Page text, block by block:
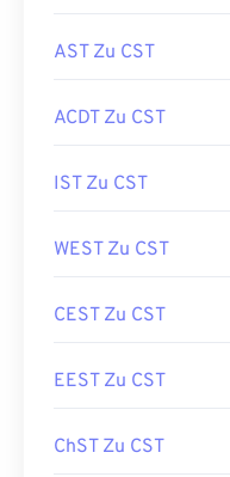
AST Zu CST
ACDT Zu CST
IST Zu CST
WEST Zu CST
CEST Zu CST
EEST Zu CST
ChST Zu CST